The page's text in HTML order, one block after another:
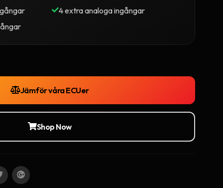
4 extra analoga ingångar
Jämför våra ECUer
Shop Now